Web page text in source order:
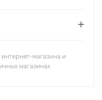
магазина и
магазинах